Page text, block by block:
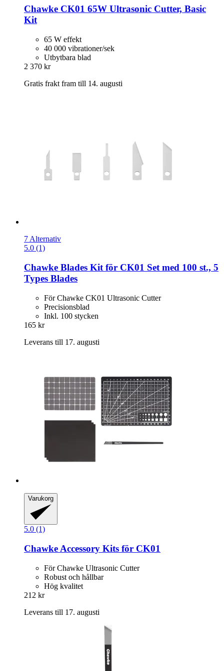
Chawke CK01 65W Ultrasonic Cutter, Basic
Kit
65 W effekt
40 000 vibrationer/sek
Utbytbara blad
2 370 kr
Gratis frakt fram till 14. augusti
7 Alternativ
5.0 (1)
Chawke Blades Kit för CK01 Set med 100 st., 5
Types Blades
För Chawke CK01 Ultrasonic Cutter
Precisionsblad
Inkl. 100 stycken
165 kr
Leverans till 17. augusti
Varukorg
5.0 (1)
Chawke Accessory Kits för CK01
För Chawke Ultrasonic Cutter
Robust och hållbar
Hög kvalitet
212 kr
Leverans till 17. augusti